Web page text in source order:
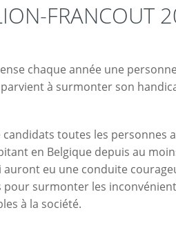
FRANCOUT
chaque année une
à surmonter son
toutes les personnes
en Belgique depuis au
auront eu une conduite
surmonter les
à la société.